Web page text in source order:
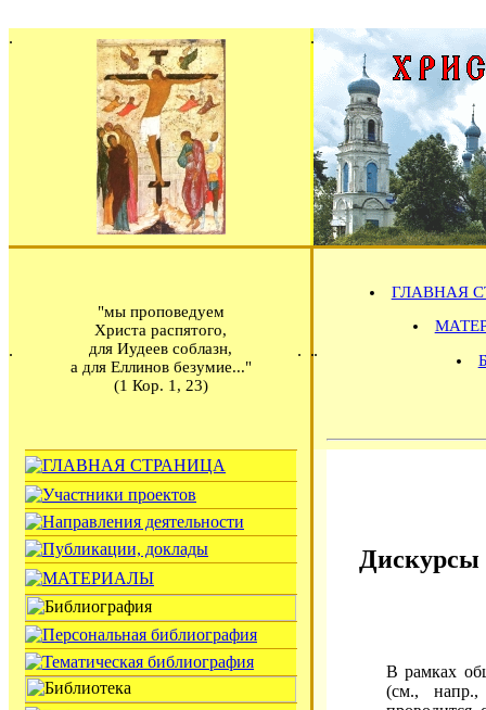
"мы проповедуем
Христа распятого,
для Иудеев соблазн,
а для Еллинов безумие..."
(1 Кор. 1, 23)
ГЛАВНАЯ
Дискурсы
В рамках
(см.,